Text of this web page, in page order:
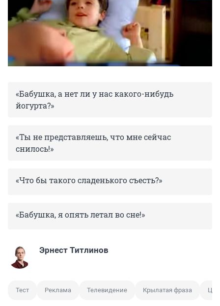
«Бабушка, а нет ли у нас какого-нибудь
йогурта?»
«Ты не представляешь, что мне сейчас
снилось!»
«Что бы такого сладенького съесть?»
«Бабушка, я опять летал во сне!»
Эрнест Титлинов
Тест Реклама Телевидение Крылатая фраза